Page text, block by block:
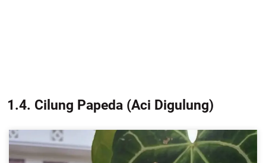
1.4. Cilung Papeda (Aci Digulung)